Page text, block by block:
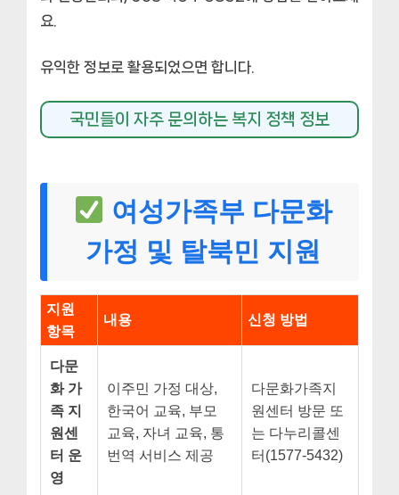
요.
유익한 정보로 활용되었으면 합니다.
국민들이 자주 문의하는 복지 정책 정보
여성가족부 다문화
가정 및 탈북민 지원
지원
항목
내용 신청 방법
다문
화 가
족 지
원센
터 운
영
이주민 가정 대상,
한국어 교육, 부모
교육, 자녀 교육, 통
번역 서비스 제공
다문화가족지
원센터 방문 또
는 다누리콜센
터(1577-5432)